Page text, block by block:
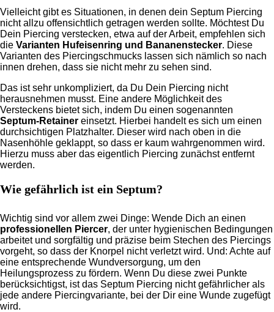
Vielleicht gibt es Situationen, in denen dein Septum Piercing
nicht allzu offensichtlich getragen werden sollte. Möchtest Du
Dein Piercing verstecken, etwa auf der Arbeit, empfehlen sich
die Varianten Hufeisenring und Bananenstecker. Diese
Varianten des Piercingschmucks lassen sich nämlich so nach
innen drehen, dass sie nicht mehr zu sehen sind.
Das ist sehr unkompliziert, da Du Dein Piercing nicht
herausnehmen musst. Eine andere Möglichkeit des
Versteckens bietet sich, indem Du einen sogenannten
Septum-Retainer einsetzt. Hierbei handelt es sich um einen
durchsichtigen Platzhalter. Dieser wird nach oben in die
Nasenhöhle geklappt, so dass er kaum wahrgenommen wird.
Hierzu muss aber das eigentlich Piercing zunächst entfernt
werden.
Wie gefährlich ist ein Septum?
Wichtig sind vor allem zwei Dinge: Wende Dich an einen
professionellen Piercer, der unter hygienischen Bedingungen
arbeitet und sorgfältig und präzise beim Stechen des Piercings
vorgeht, so dass der Knorpel nicht verletzt wird. Und: Achte auf
eine entsprechende Wundversorgung, um den
Heilungsprozess zu fördern. Wenn Du diese zwei Punkte
berücksichtigst, ist das Septum Piercing nicht gefährlicher als
jede andere Piercingvariante, bei der Dir eine Wunde zugefügt
wird.